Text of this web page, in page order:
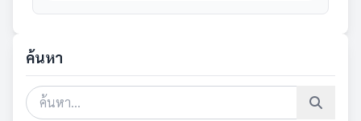
ค้นหา